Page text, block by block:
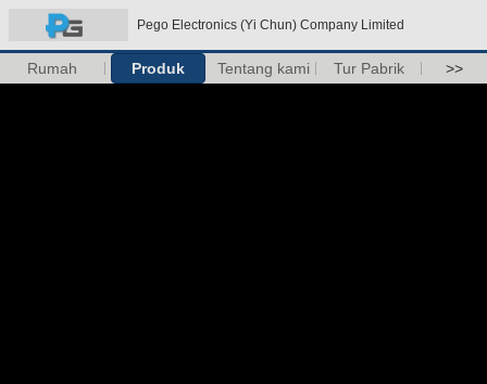
Pego Electronics (Yi Chun) Company Limited
Rumah Produk Tentang kami Tur Pabrik >>